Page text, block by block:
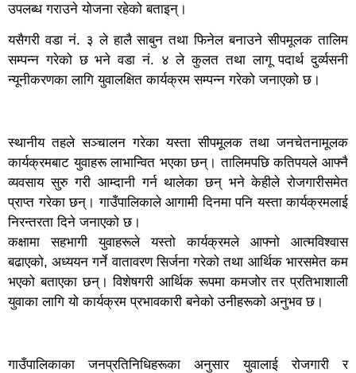
उपलब्ध गराउने योजना रहेको बताइन्।
यसैगरी वडा नं. ३ ले हालै साबुन तथा फिनेल बनाउने सीपमूलक तालिम
सम्पन्न गरेको छ भने वडा नं. ४ ले कुलत तथा लागू पदार्थ दुर्व्यसनी
न्यूनीकरणका लागि युवालक्षित कार्यक्रम सम्पन्न गरेको जनाएको छ।
स्थानीय तहले सञ्चालन गरेका यस्ता सीपमूलक तथा जनचेतनामूलक
कार्यक्रमबाट युवाहरू लाभान्वित भएका छन्। तालिमपछि कतिपयले आफ्नै
व्यवसाय सुरु गरी आम्दानी गर्न थालेका छन् भने केहीले रोजगारीसमेत
प्राप्त गरेका छन्। गाउँपालिकाले आगामी दिनमा पनि यस्ता कार्यक्रमलाई
निरन्तरता दिने जनाएको छ।
कक्षामा सहभागी युवाहरूले यस्तो कार्यक्रमले आफ्नो आत्मविश्वास
बढाएको, अध्ययन गर्ने वातावरण सिर्जना गरेको तथा आर्थिक भारसमेत कम
भएको बताएका छन्। विशेषगरी आर्थिक रूपमा कमजोर तर प्रतिभाशाली
युवाका लागि यो कार्यक्रम प्रभावकारी बनेको उनीहरूको अनुभव छ।
गाउँपालिकाका जनप्रतिनिधिहरूका अनुसार युवालाई रोजगारी र